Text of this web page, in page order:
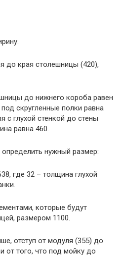
до края столешницы (420),
до нижнего короба равен
скругленные полки равна
с глухой стенкой до стены
равна 460.
нужный размер:
где 32 – толщина глухой
которые будут
размером 1100.
отступ от модуля (355) до
от того, что под мойку до